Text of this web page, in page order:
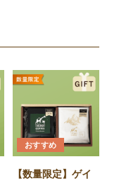
おすすめ
【数量限定】ゲイ